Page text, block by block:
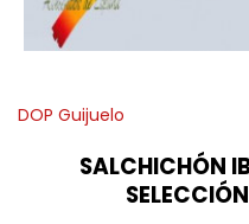
DOP Guijuelo
SALCHICHÓN